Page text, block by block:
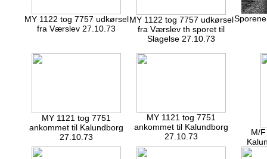
MY 1122 tog 7757 udkørsel
fra Værslev 27.10.73
MY 1122 tog 7757 udkørsel
fra Værslev th sporet til
Slagelse 27.10.73
MY 1121 tog 7751
ankommet til Kalundborg
27.10.73
MY 1121 tog 7751
ankommet til Kalundborg
27.10.73
M/